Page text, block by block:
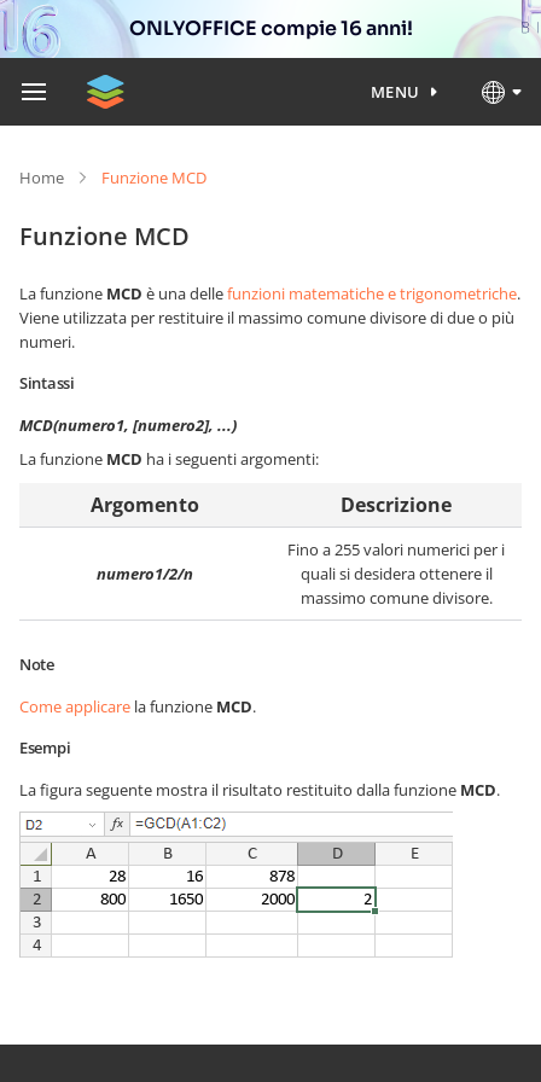
ONLYOFFICE compie 16 anni!
MENU
Home Funzione MCD
Funzione MCD
La funzione MCD è una dellefunzioni matematiche e trigonometriche.
Viene utilizzata per restituire il massimo comune divisore di due o più
numeri.
Sintassi
MCD(numero1, [numero2], ...)
La funzione MCD ha i seguenti argomenti:
Argomento Descrizione
numero1/2/n
Fino a 255 valori numerici per i
quali si desidera ottenere il
massimo comune divisore.
Note
Come applicare la funzione MCD.
Esempi
La figura seguente mostra il risultato restituito dalla funzione MCD.